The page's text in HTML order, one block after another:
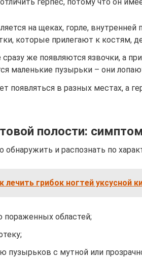
на щеках, горле, внутренней
которые прилегают к костям,
же появляются язвочки, а
маленькие пузырьки – они
появляться в разных местах, а
полости:
обнаружить и распознать по
лечить грибок ногтей уксусной
областей;
пузырьков с мутной или